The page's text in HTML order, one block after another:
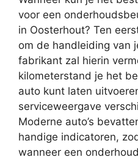
voor een
in Oosterhout? Ten
om de handleiding van
fabrikant zal hierin
kilometerstand je het
auto kunt laten
serviceweergave
Moderne auto’s
handige indicatoren,
wanneer een